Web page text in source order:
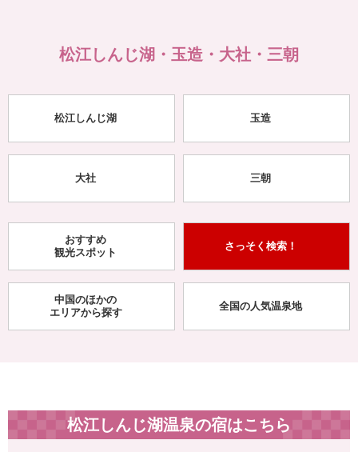
松江しんじ湖・玉造・大社・三朝
松江しんじ湖 玉造
大社 三朝
おすすめ
観光スポット
さっそく検索！
中国のほかの
エリアから探す
全国の人気温泉地
松江しんじ湖温泉の宿はこちら